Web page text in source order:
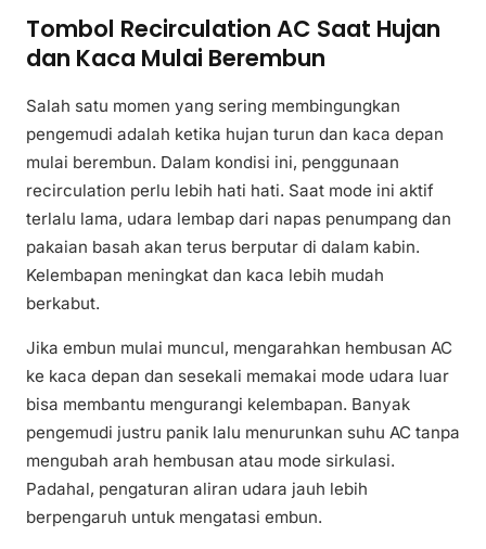
Tombol Recirculation AC Saat Hujan
dan Kaca Mulai Berembun
Salah satu momen yang sering membingungkan
pengemudi adalah ketika hujan turun dan kaca depan
mulai berembun. Dalam kondisi ini, penggunaan
recirculation perlu lebih hati hati. Saat mode ini aktif
terlalu lama, udara lembap dari napas penumpang dan
pakaian basah akan terus berputar di dalam kabin.
Kelembapan meningkat dan kaca lebih mudah
berkabut.
Jika embun mulai muncul, mengarahkan hembusan AC
ke kaca depan dan sesekali memakai mode udara luar
bisa membantu mengurangi kelembapan. Banyak
pengemudi justru panik lalu menurunkan suhu AC tanpa
mengubah arah hembusan atau mode sirkulasi.
Padahal, pengaturan aliran udara jauh lebih
berpengaruh untuk mengatasi embun.